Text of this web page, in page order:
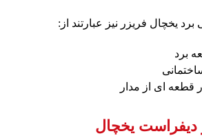
یخچال فریزر نیز عبارتند از:
برد
ای از مدار
یخچال